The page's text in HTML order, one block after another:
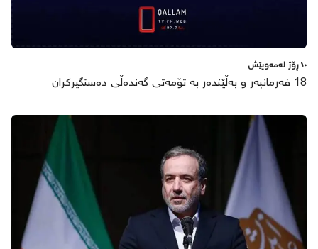
١٠ ڕۆژ لەمەوپێش
18 فەرمانبەر و بەڵێندەر بە تۆمەتی گەندەڵی دەستگیرکران